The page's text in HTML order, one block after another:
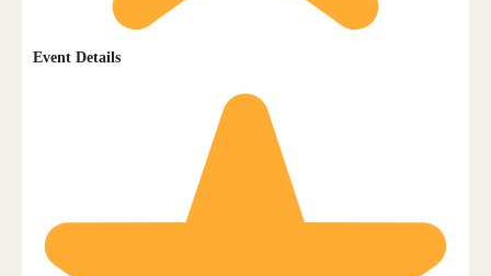
Event Details